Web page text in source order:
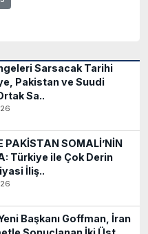
Sarsacak Tarihi
Pakistan ve Suudi
Sa..
PAKİSTAN SOMALİ’NİN
Türkiye ile Çok Derin
İliş..
Başkanı Goffman, İran